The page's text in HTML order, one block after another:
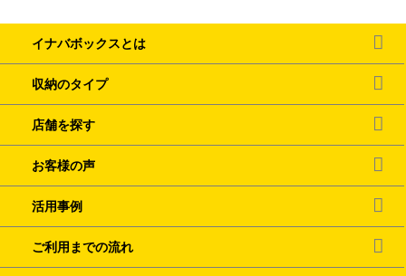
イナバボックスとは
収納のタイプ
店舗を探す
お客様の声
活用事例
ご利用までの流れ